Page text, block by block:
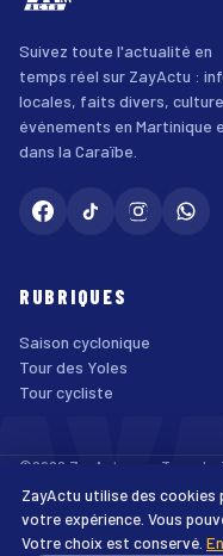
Suivez toute l'actualité en
temps réel sur ZayActu :
locales, faits divers,
événements en Martinique
dans la Caraïbe.
RUBRIQUES
Saison cyclonique
Tour des Yoles
Tour cycliste
©2026 ZayActu.org. Tous
Agency
Mentions légales
ZayActu utilise des cookies
votre expérience. Vous
Votre choix est conservé.